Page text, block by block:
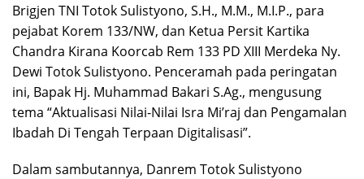
Brigjen TNI Totok Sulistyono, S.H., M.M., M.I.P., para
pejabat Korem 133/NW, dan Ketua Persit Kartika
Chandra Kirana Koorcab Rem 133 PD XIII Merdeka Ny.
Dewi Totok Sulistyono. Penceramah pada peringatan
ini, Bapak Hj. Muhammad Bakari S.Ag., mengusung
tema “Aktualisasi Nilai-Nilai Isra Mi’raj dan Pengamalan
Ibadah Di Tengah Terpaan Digitalisasi”.
Dalam sambutannya, Danrem Totok Sulistyono